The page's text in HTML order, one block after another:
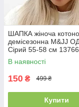
ШАПКА жіноча
демісезонна M&JJ
Сірий 55-58 см 13766
В наявності
150 ₴ 499 ₴
Купити